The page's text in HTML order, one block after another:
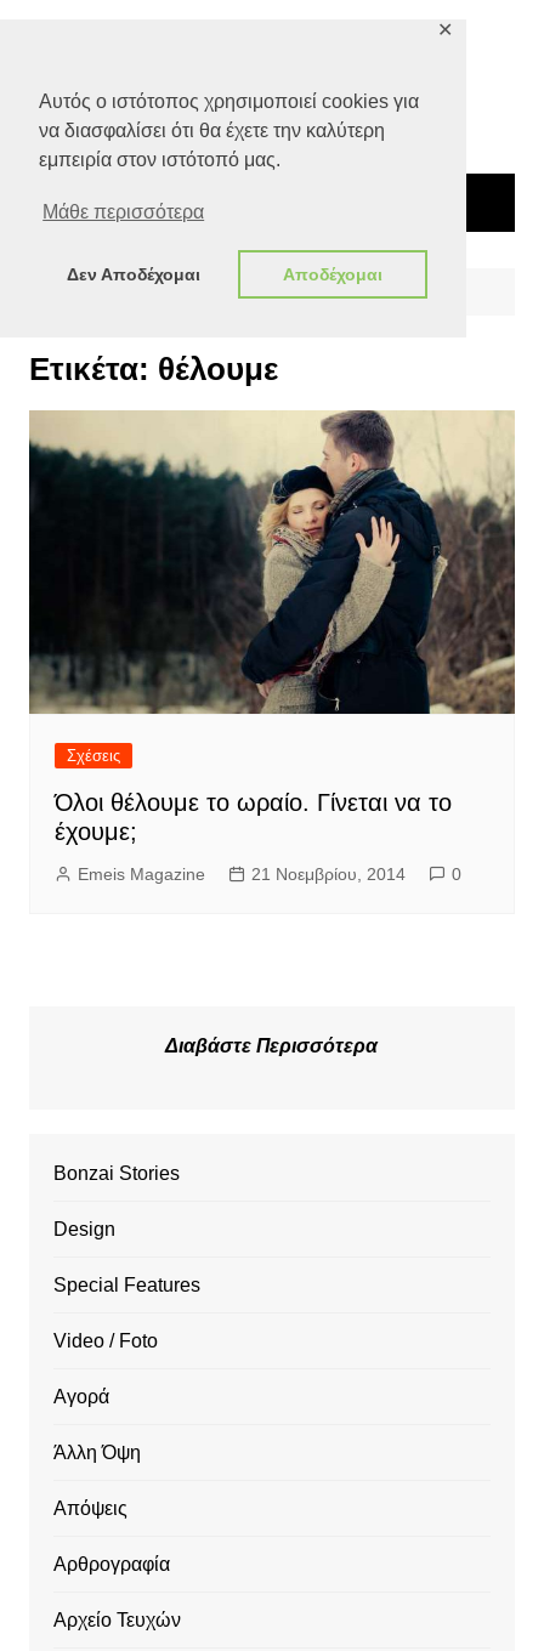
Αυτός ο ιστότοπος χρησιμοποιεί cookies για
να διασφαλίσει ότι θα έχετε την καλύτερη
εμπειρία στον ιστότοπό μας.
Μάθε περισσότερα
Δεν Αποδέχομαι Αποδέχομαι
✕
Ετικέτα: θέλουμε
Σχέσεις
Όλοι θέλουμε το ωραίο. Γίνεται να το
έχουμε;
Emeis Magazine 21 Νοεμβρίου, 2014 0
Διαβάστε Περισσότερα
Bonzai Stories
Design
Special Features
Video / Foto
Αγορά
Άλλη Όψη
Απόψεις
Αρθρογραφία
Αρχείο Τευχών